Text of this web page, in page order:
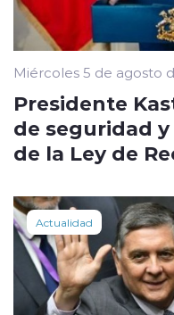
Miércoles 5 de agosto
Presidente
de seguridad
de la Ley de
Actualidad